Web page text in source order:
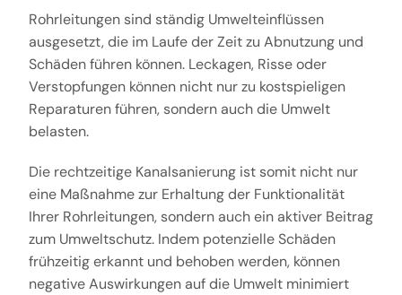
Rohrleitungen sind ständig Umwelteinflüssen
ausgesetzt, die im Laufe der Zeit zu Abnutzung und
Schäden führen können. Leckagen, Risse oder
Verstopfungen können nicht nur zu kostspieligen
Reparaturen führen, sondern auch die Umwelt
belasten.
Die rechtzeitige Kanalsanierung ist somit nicht nur
eine Maßnahme zur Erhaltung der Funktionalität
Ihrer Rohrleitungen, sondern auch ein aktiver Beitrag
zum Umweltschutz. Indem potenzielle Schäden
frühzeitig erkannt und behoben werden, können
negative Auswirkungen auf die Umwelt minimiert